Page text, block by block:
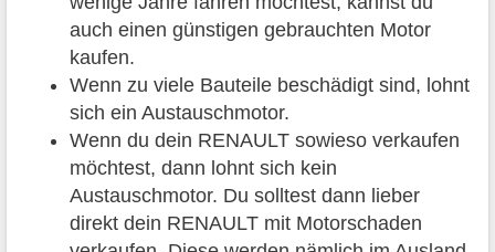
auch einen günstigen gebrauchten Motor
kaufen.
Wenn zu viele Bauteile beschädigt sind, lohnt
sich ein Austauschmotor.
Wenn du dein RENAULT sowieso verkaufen
möchtest, dann lohnt sich kein
Austauschmotor. Du solltest dann lieber
direkt dein RENAULT mit Motorschaden